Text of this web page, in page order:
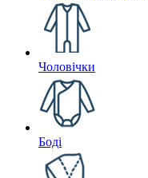
Чоловічки
Боді